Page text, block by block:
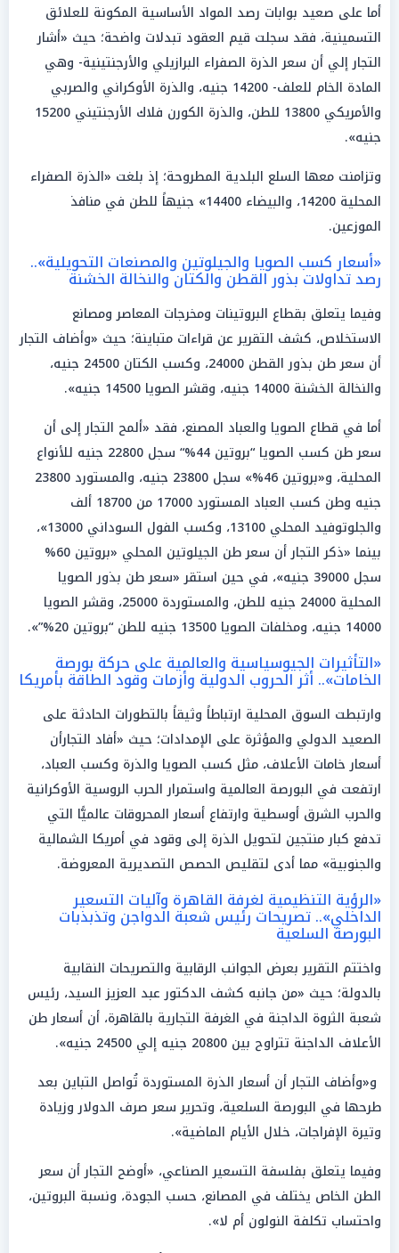
أما على صعيد بوابات رصد المواد الأساسية المكونة للعلائق
التسمينية، فقد سجلت قيم العقود تبدلات واضحة؛ حيث «أشار
التجار إلي أن سعر الذرة الصفراء البرازيلي والأرجنتينية- وهي
المادة الخام للعلف- 14200 جنيه، والذرة الأوكراني والصربي
والأمريكي 13800 للطن، والذرة الكورن فلاك الأرجنتيني 15200
جنيه».
وتزامنت معها السلع البلدية المطروحة؛ إذ بلغت «الذرة الصفراء
المحلية 14200، والبيضاء 14400» جنيهاً للطن في منافذ
الموزعين.
«أسعار كسب الصويا والجيلوتين والمصنعات التحويلية»..
رصد تداولات بذور القطن والكتان والنخالة الخشنة
وفيما يتعلق بقطاع البروتينات ومخرجات المعاصر ومصانع
الاستخلاص، كشف التقرير عن قراءات متباينة؛ حيث «وأضاف التجار
أن سعر طن بذور القطن 24000، وكسب الكتان 24500 جنيه،
والنخالة الخشنة 14000 جنيه، وقشر الصويا 14500 جنيه».
أما في قطاع الصويا والعباد المصنع، فقد «ألمح التجار إلى أن
سعر طن كسب الصويا “بروتين 44%“ سجل 22800 جنيه للأنواع
المحلية، و«بروتين 46%» سجل 23800 جنيه، والمستورد 23800
جنيه وطن كسب العباد المستورد 17000 من 18700 ألف
والجلوتوفيد المحلي 13100، وكسب الفول السوداني 13000»،
بينما «ذكر التجار أن سعر طن الجيلوتين المحلي «بروتين 60%
سجل 39000 جنيه»، في حين استقر «سعر طن بذور الصويا
المحلية 24000 جنيه للطن، والمستوردة 25000، وقشر الصويا
14000 جنيه، ومخلفات الصويا 13500 جنيه للطن “بروتين 20%”».
«التأثيرات الجيوسياسية والعالمية على حركة بورصة
الخامات».. أثر الحروب الدولية وأزمات وقود الطاقة بأمريكا
وارتبطت السوق المحلية ارتباطاً وثيقاً بالتطورات الحادثة على
الصعيد الدولي والمؤثرة على الإمدادات؛ حيث «أفاد التجارأن
أسعار خامات الأعلاف، مثل كسب الصويا والذرة وكسب العباد،
ارتفعت في البورصة العالمية واستمرار الحرب الروسية الأوكرانية
والحرب الشرق أوسطية وارتفاع أسعار المحروقات عالميًّا التي
تدفع كبار منتجين لتحويل الذرة إلى وقود في أمريكا الشمالية
والجنوبية» مما أدى لتقليص الحصص التصديرية المعروضة.
«الرؤية التنظيمية لغرفة القاهرة وآليات التسعير
الداخلي».. تصريحات رئيس شعبة الدواجن وتذبذبات
البورصة السلعية
واختتم التقرير بعرض الجوانب الرقابية والتصريحات النقابية
بالدولة؛ حيث «من جانبه كشف الدكتور عبد العزيز السيد، رئيس
شعبة الثروة الداجنة في الغرفة التجارية بالقاهرة، أن أسعار طن
الأعلاف الداجنة تتراوح بين 20800 جنيه إلي 24500 جنيه».
و«وأضاف التجار أن أسعار الذرة المستوردة تُواصل التباين بعد
طرحها في البورصة السلعية، وتحرير سعر صرف الدولار وزيادة
وتيرة الإفراجات، خلال الأيام الماضية».
وفيما يتعلق بفلسفة التسعير الصناعي، «أوضح التجار أن سعر
الطن الخاص يختلف في المصانع، حسب الجودة، ونسبة البروتين،
واحتساب تكلفة النولون أم لا».